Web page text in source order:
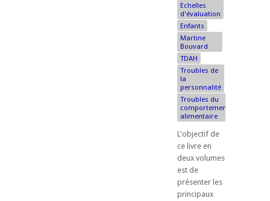
Echelles
d'évaluation
Enfants
Martine
Bouvard
TDAH
Troubles de
la
personnalité
Troubles du
comportement
alimentaire
L'objectif de
ce livre en
deux volumes
est de
présenter les
principaux